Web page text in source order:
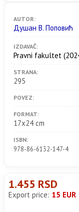
AUTOR:
Душан В. Поповић
IZDAVAČ:
Pravni fakultet
STRANA:
295
POVEZ:
FORMAT:
17x24 cm
ISBN:
978-86-6132-147-4
1.455 RSD
Export price: 15 EUR